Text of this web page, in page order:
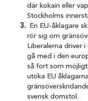
där kokain eller
Stockholms
En EU-åklagare
rör sig om
Liberalerna driver
gå med i den
så fort som
utöka EU
svensk domstol.